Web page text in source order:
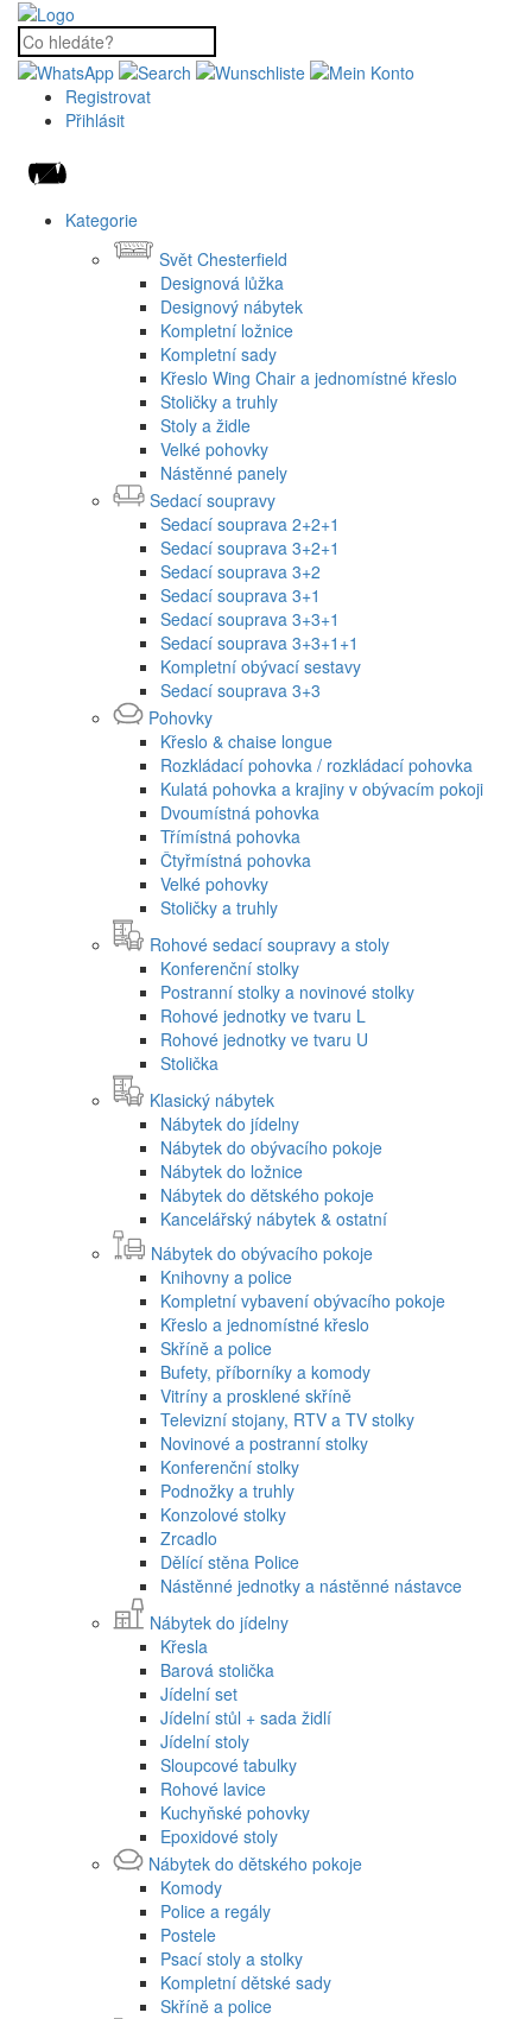
Registrovat
Přihlásit
Kategorie
Svět Chesterfield
Designová lůžka
Designový nábytek
Kompletní ložnice
Kompletní sady
Křeslo Wing Chair a jednomístné křeslo
Stoličky a truhly
Stoly a židle
Velké pohovky
Nástěnné panely
Sedací soupravy
Sedací souprava 2+2+1
Sedací souprava 3+2+1
Sedací souprava 3+2
Sedací souprava 3+1
Sedací souprava 3+3+1
Sedací souprava 3+3+1+1
Kompletní obývací sestavy
Sedací souprava 3+3
Pohovky
Křeslo & chaise longue
Rozkládací pohovka / rozkládací pohovka
Kulatá pohovka a krajiny v obývacím pokoji
Dvoumístná pohovka
Třímístná pohovka
Čtyřmístná pohovka
Velké pohovky
Stoličky a truhly
Rohové sedací soupravy a stoly
Konferenční stolky
Postranní stolky a novinové stolky
Rohové jednotky ve tvaru L
Rohové jednotky ve tvaru U
Stolička
Klasický nábytek
Nábytek do jídelny
Nábytek do obývacího pokoje
Nábytek do ložnice
Nábytek do dětského pokoje
Kancelářský nábytek & ostatní
Nábytek do obývacího pokoje
Knihovny a police
Kompletní vybavení obývacího pokoje
Křeslo a jednomístné křeslo
Skříně a police
Bufety, příborníky a komody
Vitríny a prosklené skříně
Televizní stojany, RTV a TV stolky
Novinové a postranní stolky
Konferenční stolky
Podnožky a truhly
Konzolové stolky
Zrcadlo
Dělící stěna Police
Nástěnné jednotky a nástěnné nástavce
Nábytek do jídelny
Křesla
Barová stolička
Jídelní set
Jídelní stůl + sada židlí
Jídelní stoly
Sloupcové tabulky
Rohové lavice
Kuchyňské pohovky
Epoxidové stoly
Nábytek do dětského pokoje
Komody
Police a regály
Postele
Psací stoly a stolky
Kompletní dětské sady
Skříně a police